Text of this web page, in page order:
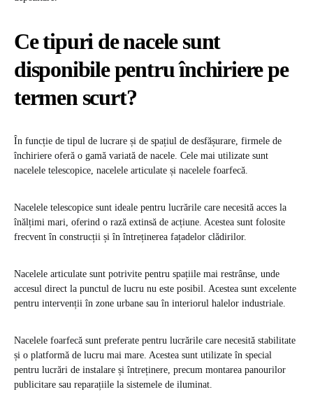
Ce tipuri de nacele sunt
disponibile pentru închiriere pe
termen scurt?
În funcție de tipul de lucrare și de spațiul de desfășurare, firmele de
închiriere oferă o gamă variată de nacele. Cele mai utilizate sunt
nacelele telescopice, nacelele articulate și nacelele foarfecă.
Nacelele telescopice sunt ideale pentru lucrările care necesită acces la
înălțimi mari, oferind o rază extinsă de acțiune. Acestea sunt folosite
frecvent în construcții și în întreținerea fațadelor clădirilor.
Nacelele articulate sunt potrivite pentru spațiile mai restrânse, unde
accesul direct la punctul de lucru nu este posibil. Acestea sunt excelente
pentru intervenții în zone urbane sau în interiorul halelor industriale.
Nacelele foarfecă sunt preferate pentru lucrările care necesită stabilitate
și o platformă de lucru mai mare. Acestea sunt utilizate în special
pentru lucrări de instalare și întreținere, precum montarea panourilor
publicitare sau reparațiile la sistemele de iluminat.